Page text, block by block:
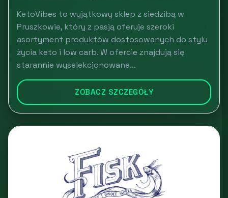
KetoVibes to wyjątkowy sklep z siedzibą w
Pruszkowie, który z pasją oferuje szeroki
asortyment produktów dostosowanych do stylu
życia keto i low carb. W ofercie znajdują się
starannie wyselekcjonowane...
ZOBACZ SZCZEGÓŁY